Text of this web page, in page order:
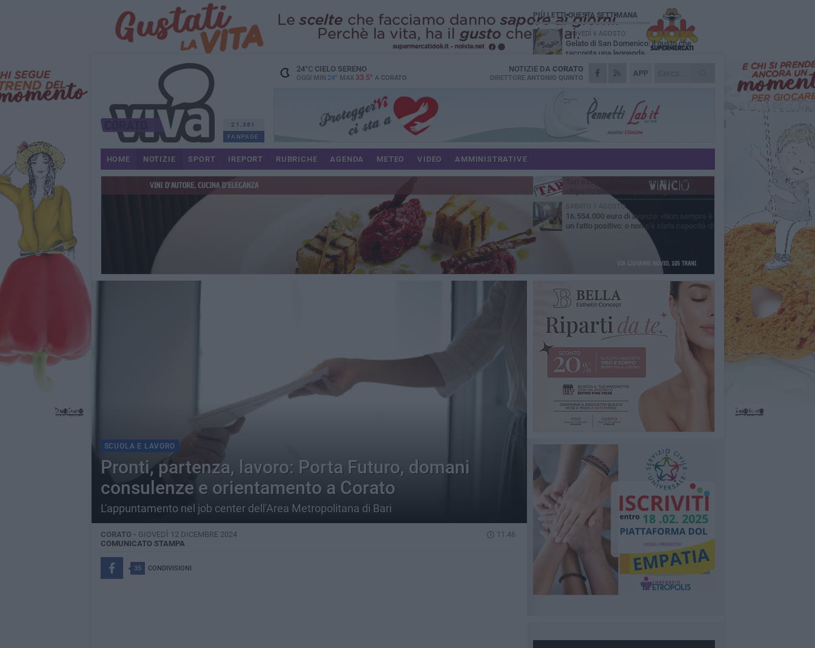
21.381
FANPAGE
24°CCIELO SERENO
OGGI MIN 24° MAX 33.5° A CORATO
APP
NOTIZIE DA CORATO
DIRETTORE ANTONIO QUINTO
HOME NOTIZIE SPORT IREPORT RUBRICHE AGENDA METEO VIDEO AMMINISTRATIVE
SCUOLA E LAVORO
Pronti, partenza, lavoro: Porta Futuro, domani
consulenze e orientamento a Corato
L'appuntamento nel job center dell'Area Metropolitana di Bari
CORATO - GIOVEDÌ 12 DICEMBRE 2024
11.46
COMUNICATO STAMPA
35 CONDIVISIONI
PIÙ LETTI QUESTA SETTIMANA
GIOVEDÌ 6 AGOSTO
Gelato di San Domenico: il gusto che
racconta una leggenda
VENERDÌ 7 AGOSTO
Uomo fermato in via Porta Pia: intervento
GIOVEDÌ 6 AGOSTO
Gaetano Mongelli, sei anni per un sogno:
nasce a Corato "Megaad"
MERCOLEDÌ 5 AGOSTO
Chiuso momentaneamente distributore di
GIOVEDÌ 6 AGOSTO
Tari a Corato, rincari fino all'87%. AIC:
«Ripartizione non equa, stangata sulle
imprese»
SABATO 1 AGOSTO
16.554.000 euro di avanzo: «Non sempre è
un fatto positivo: o non c'è stata capacità di
spesa o le entrate sono state troppo alte»